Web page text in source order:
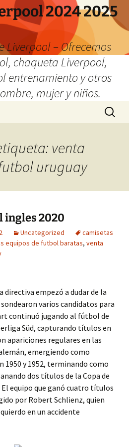
2024 2025
Liverpool – Ofrecemos
chaqueta Liverpool,
entrenamiento y otros
mujer y niños.
Buscar:
venta
uruguay
ingles 2020
Uncategorized
camisetas
equipos de futbol baratas, venta
empezó a dudar de la
varios candidatos para
continuó jugando al fútbol de
Süd, capturando títulos en
apariciones regulares en las
emergiendo como
1950 y 1952, terminando como
dos títulos de la Copa de
El equipo que ganó cuatro títulos
por Robert Schlienz, quien
en un accidente